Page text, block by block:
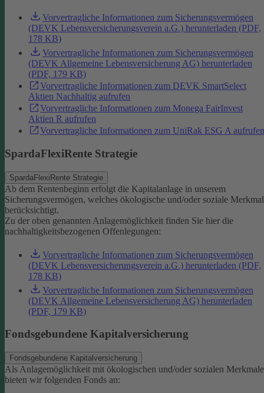
Vorvertragliche Informationen zum Sicherungsvermögen
(DEVK Lebensversicherungsverein a.G.) herunterladen (PDF,
178 KB)
Vorvertragliche Informationen zum Sicherungsvermögen
(DEVK Allgemeine Lebensversicherung AG) herunterladen
(PDF, 179 KB)
Vorvertragliche Informationen zum DEVK SmartSelect
Aktien Nachhaltig aufrufen
Vorvertragliche Informationen zum Monega FairInvest
Aktien R aufrufen
Vorvertragliche Informationen zum UniRak ESG A aufrufen
SpardaFlexiRente Strategie
SpardaFlexiRente Strategie
Ab dem Rentenbeginn erfolgt die Kapitalanlage in unserem
Sicherungsvermögen, welches ökologische und/oder soziale
berücksichtigt.
Zu der oben genannten Anlagemöglichkeit finden Sie hier die
nachhaltigkeitsbezogenen Offenlegungen:
Vorvertragliche Informationen zum Sicherungsvermögen
(DEVK Lebensversicherungsverein a.G.) herunterladen (PDF,
178 KB)
Vorvertragliche Informationen zum Sicherungsvermögen
(DEVK Allgemeine Lebensversicherung AG) herunterladen
(PDF, 179 KB)
Fondsgebundene Kapitalversicherung
Fondsgebundene Kapitalversicherung
Als Anlagemöglichkeit mit ökologischen und/oder sozialen
bieten wir folgenden Fonds an: